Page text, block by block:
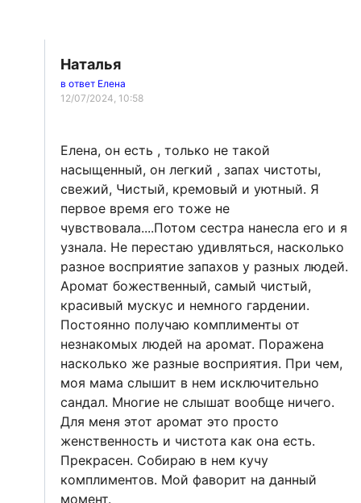
Наталья
в ответ Елена
12/07/2024, 10:58
Елена, он есть , только не такой
насыщенный, он легкий , запах чистоты,
свежий, Чистый, кремовый и уютный. Я
первое время его тоже не
чувствовала....Потом сестра нанесла его и я
узнала. Не перестаю удивляться, насколько
разное восприятие запахов у разных людей.
Аромат божественный, самый чистый,
красивый мускус и немного гардении.
Постоянно получаю комплименты от
незнакомых людей на аромат. Поражена
насколько же разные восприятия. При чем,
моя мама слышит в нем исключительно
сандал. Многие не слышат вообще ничего.
Для меня этот аромат это просто
женственность и чистота как она есть.
Прекрасен. Собираю в нем кучу
комплиментов. Мой фаворит на данный
момент.